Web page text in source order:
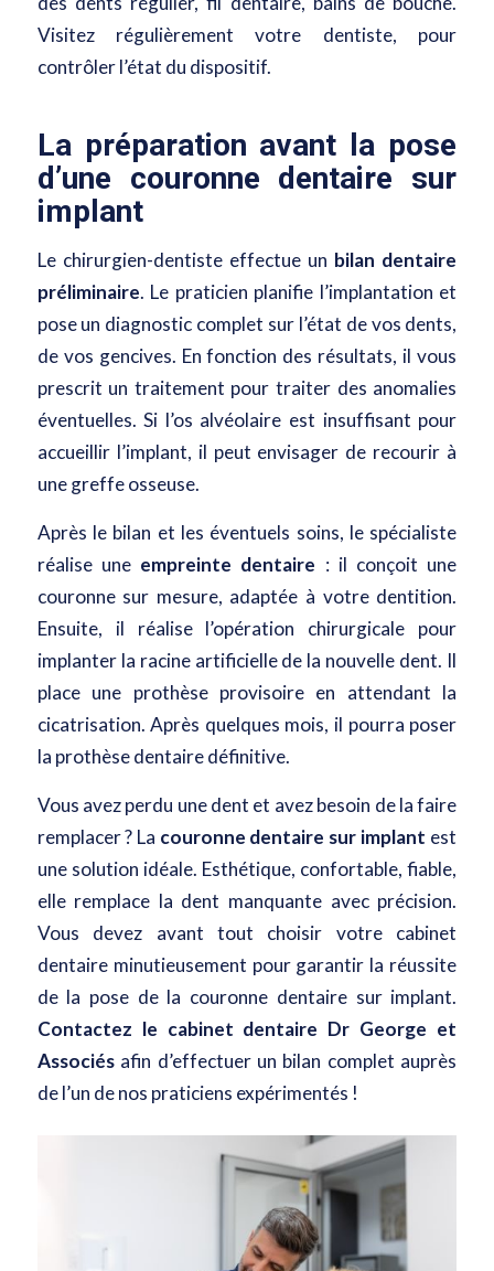
Visitez régulièrement votre dentiste, pour
contrôler l’état du dispositif.
La préparation avant la pose
d’une couronne dentaire sur
implant
Le chirurgien-dentiste effectue un bilan dentaire
préliminaire. Le praticien planifie l’implantation et
pose un diagnostic complet sur l’état de vos dents,
de vos gencives. En fonction des résultats, il vous
prescrit un traitement pour traiter des anomalies
éventuelles. Si l’os alvéolaire est insuffisant pour
accueillir l’implant, il peut envisager de recourir à
une greffe osseuse.
Après le bilan et les éventuels soins, le spécialiste
réalise uneempreinte dentaire : il conçoit une
couronne sur mesure, adaptée à votre dentition.
Ensuite, il réalise l’opération chirurgicale pour
implanter la racine artificielle de la nouvelle dent. Il
place une prothèse provisoire en attendant la
cicatrisation. Après quelques mois, il pourra poser
la prothèse dentaire définitive.
Vous avez perdu une dent et avez besoin de la faire
remplacer ? La couronne dentaire sur implant est
une solution idéale. Esthétique, confortable, fiable,
elle remplace la dent manquante avec précision.
Vous devez avant tout choisir votre cabinet
dentaire minutieusement pour garantir la réussite
de la pose de la couronne dentaire sur implant.
Contactez le cabinet dentaire Dr George et
Associésafin d’effectuer un bilan complet auprès
de l’un de nos praticiens expérimentés !